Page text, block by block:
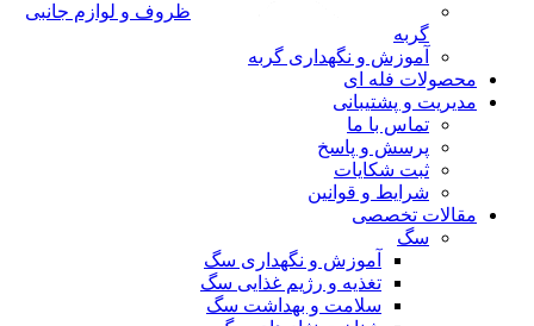
ظروف و لوازم جانبی
گربه
آموزش و نگهداری گربه
محصولات فله ای
مدیریت و پشتیبانی
تماس با ما
پرسش و پاسخ
ثبت شکایات
شرایط و قوانین
مقالات تخصصی
سگ
آموزش و نگهداری سگ
تغذیه و رژیم غذایی سگ
سلامت و بهداشت سگ